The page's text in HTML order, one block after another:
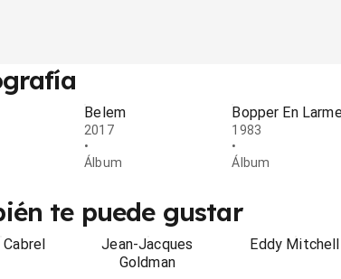
Belem
2017
•
Álbum
Bopper En
1983
•
Álbum
te puede gustar
Cabrel
Jean-Jacques
Goldman
Eddy Mitchell